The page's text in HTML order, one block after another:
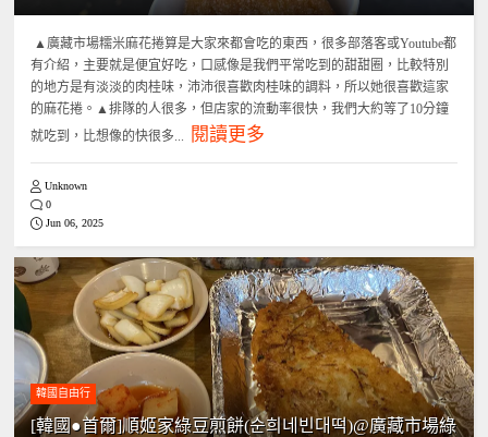
▲廣藏市場糯米麻花捲算是大家來都會吃的東西，很多部落客或Youtube都
有介紹，主要就是便宜好吃，口感像是我們平常吃到的甜甜圈，比較特別
的地方是有淡淡的肉桂味，沛沛很喜歡肉桂味的調料，所以她很喜歡這家
的麻花捲。▲排隊的人很多，但店家的流動率很快，我們大約等了10分鐘
就吃到，比想像的快很多...
閱讀更多
Unknown
0
Jun 06, 2025
韓國自由行
[韓國●首爾]順姬家綠豆煎餅(순희네빈대떡)@廣藏市場綠